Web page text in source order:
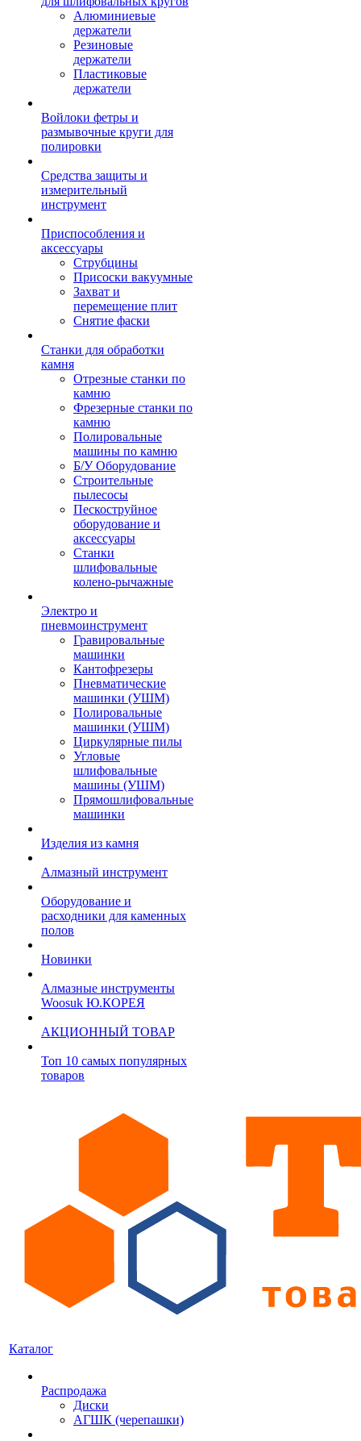
Алюминиевые
держатели
Резиновые
держатели
Пластиковые
держатели
Войлоки фетры и
размывочные круги для
полировки
Средства защиты и
измерительный
инструмент
Приспособления и
аксессуары
Струбцины
Присоски вакуумные
Захват и
перемещение плит
Снятие фаски
Станки для обработки
камня
Отрезные станки по
камню
Фрезерные станки по
камню
Полировальные
машины по камню
Б/У Оборудование
Строительные
пылесосы
Пескоструйное
оборудование и
аксессуары
Станки
шлифовальные
колено-рычажные
Электро и
пневмоинструмент
Гравировальные
машинки
Кантофрезеры
Пневматические
машинки (УШМ)
Полировальные
машинки (УШМ)
Циркулярные пилы
Угловые
шлифовальные
машины (УШМ)
Прямошлифовальные
машинки
Изделия из камня
Алмазный инструмент
Оборудование и
расходники для каменных
полов
Новинки
Алмазные инструменты
Woosuk Ю.КОРЕЯ
АКЦИОННЫЙ ТОВАР
Топ 10 самых популярных
товаров
Каталог
Распродажа
Диски
АГШК (черепашки)